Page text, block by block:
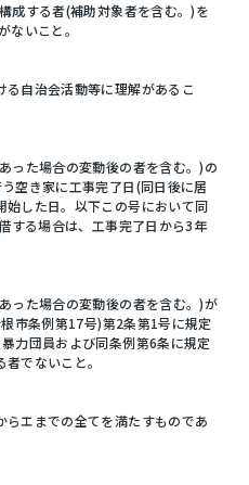
成する者(補助対象者を含む。)を
ないこと。
自治会活動等に理解があるこ
った場合の変動後の者を含む。)の
空き家に工事完了日(同日後に居
した日。以下この号において同
する場合は、工事完了日から3年
った場合の変動後の者を含む。)が
市条例第17号)第2条第1号に規定
力団員および同条例第6条に規定
でないこと。
エまでの全てを満たすものであ